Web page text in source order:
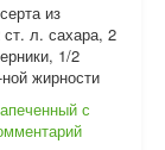
из
л. сахара, 2
1/2
жирности
с